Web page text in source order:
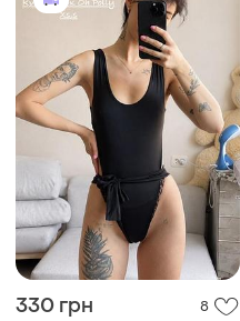
330 грн 8